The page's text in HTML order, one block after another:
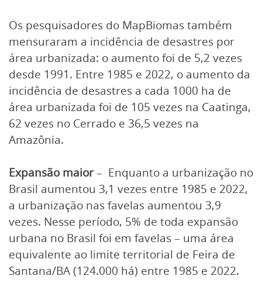
Os pesquisadores do MapBiomas também
mensuraram a incidência de desastres por
área urbanizada: o aumento foi de 5,2 vezes
desde 1991. Entre 1985 e 2022, o aumento da
incidência de desastres a cada 1000 ha de
área urbanizada foi de 105 vezes na Caatinga,
62 vezes no Cerrado e 36,5 vezes na
Amazônia.
Expansão maior– Enquanto a urbanização no
Brasil aumentou 3,1 vezes entre 1985 e 2022,
a urbanização nas favelas aumentou 3,9
vezes. Nesse período, 5% de toda expansão
urbana no Brasil foi em favelas – uma área
equivalente ao limite territorial de Feira de
Santana/BA (124.000 há) entre 1985 e 2022.